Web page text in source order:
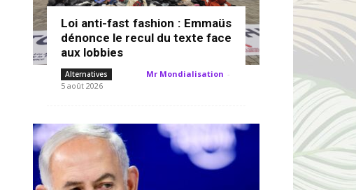
Loi anti-fast fashion : Emmaüs
dénonce le recul du texte face
aux lobbies
Alternatives Mr Mondialisation -
5 août 2026